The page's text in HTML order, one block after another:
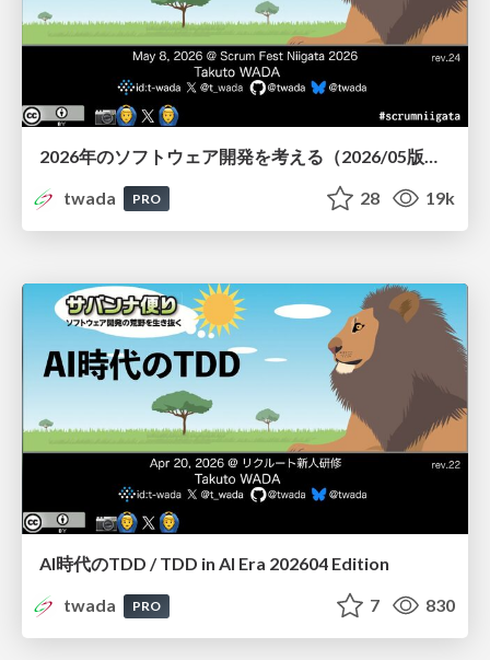
twada
PRO 28 19k
AI時代のTDD / TDD in AI Era 202604 Edition
twada
PRO 7 830